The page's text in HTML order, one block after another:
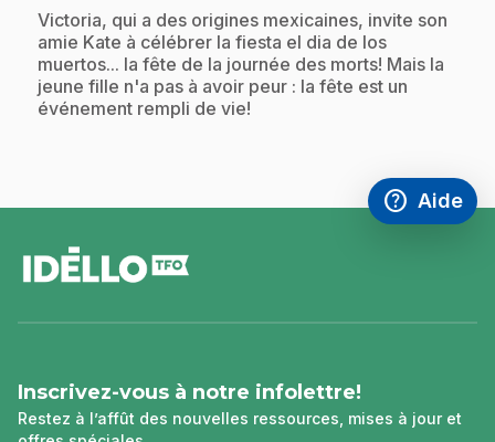
.Victoria, qui a des origines mexicaines, invite son
amie Kate à célébrer la fiesta el dia de los
muertos... la fête de la journée des morts! Mais la
jeune fille n'a pas à avoir peur : la fête est un
événement rempli de vie!
help
Accéder à
Aide
,Ce lien
de
page
Inscrivez-vous à notre infolettre!
Restez à l’affût des nouvelles ressources, mises à jour et